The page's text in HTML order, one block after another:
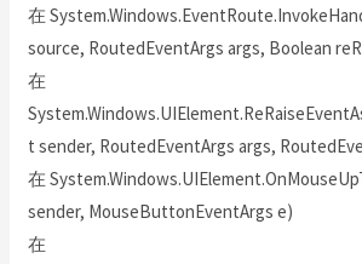
在
source, RoutedEventArgs args, Boolean
在
t sender, RoutedEventArgs args,
在
sender, MouseButtonEventArgs e)
在